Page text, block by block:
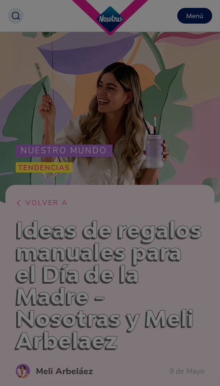
Menú
NUESTRO MUNDO
TENDENCIAS
VOLVER A
Ideas de regalos
manuales para
el Día de la
Madre -
Nosotras y Meli
Arbelaez
Meli Arbeláez 9 de Mayo